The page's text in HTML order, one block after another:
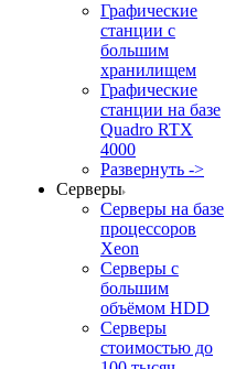
Графические
станции с
большим
хранилищем
Графические
станции на базе
Quadro RTX
4000
Развернуть ->
Серверы
Серверы на базе
процессоров
Xeon
Серверы с
большим
объёмом HDD
Серверы
стоимостью до